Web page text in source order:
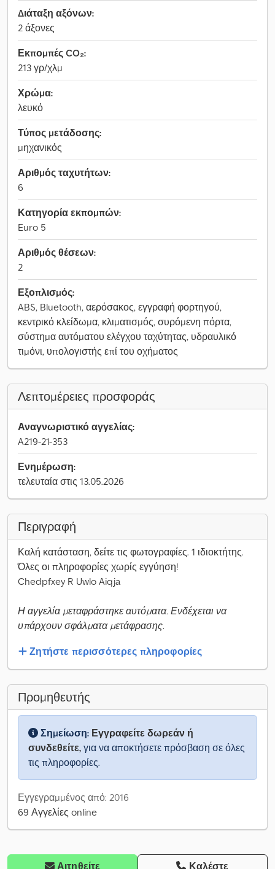
Διάταξη αξόνων:
2 άξονες
Εκπομπές CO₂:
213 γρ/χλμ
Χρώμα:
λευκό
Τύπος μετάδοσης:
μηχανικός
Αριθμός ταχυτήτων:
6
Κατηγορία εκπομπών:
Euro 5
Αριθμός θέσεων:
2
Εξοπλισμός:
ABS, Bluetooth, αερόσακος, εγγραφή φορτηγού,
κεντρικό κλείδωμα, κλιματισμός, συρόμενη πόρτα,
σύστημα αυτόματου ελέγχου ταχύτητας, υδραυλικό
τιμόνι, υπολογιστής επί του οχήματος
Λεπτομέρειες προσφοράς
Αναγνωριστικό αγγελίας:
A219-21-353
Ενημέρωση:
τελευταία στις 13.05.2026
Περιγραφή
Καλή κατάσταση, δείτε τις φωτογραφίες. 1 ιδιοκτήτης.
Όλες οι πληροφορίες χωρίς εγγύηση!
Chedpfxey R Uwlo Aiqja
Η αγγελία μεταφράστηκε αυτόματα. Ενδέχεται να
υπάρχουν σφάλματα μετάφρασης.
Ζητήστε περισσότερες πληροφορίες
Προμηθευτής
Σημείωση: Εγγραφείτε δωρεάν ή
συνδεθείτε, για να αποκτήσετε πρόσβαση σε όλες
τις πληροφορίες.
Εγγεγραμμένος από: 2016
69 Αγγελίες online
Αιτηθείτε Καλέστε